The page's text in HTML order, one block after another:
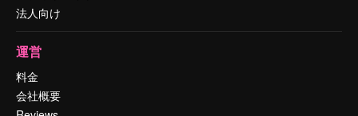
法人向け
運営
料金
会社概要